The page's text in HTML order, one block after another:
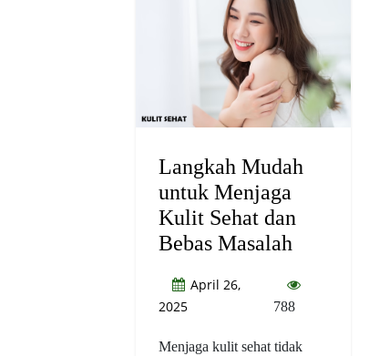
Langkah Mudah
untuk Menjaga
Kulit Sehat dan
Bebas Masalah
April 26,
2025
788
Menjaga kulit sehat tidak